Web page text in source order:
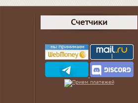
Счетчики